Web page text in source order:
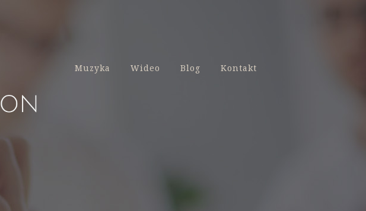
Muzyka Wideo Blog Kontakt